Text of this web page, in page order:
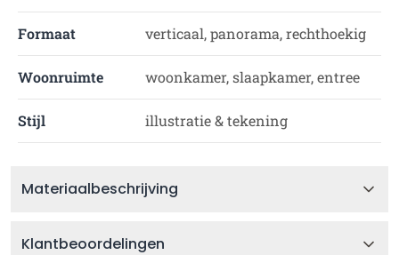
Formaat verticaal, panorama, rechthoekig
Woonruimte woonkamer, slaapkamer, entree
Stijl illustratie & tekening
Materiaalbeschrijving
Klantbeoordelingen